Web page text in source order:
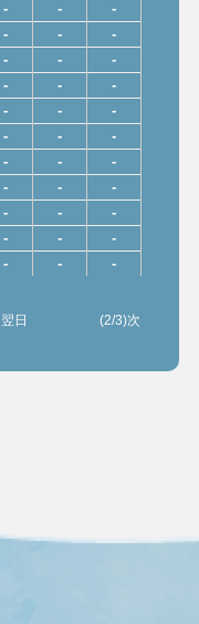
- - -
- - -
- - -
- - -
- - -
- - -
- - -
- - -
- - -
- - -
- - -
翌日 (2/3)次